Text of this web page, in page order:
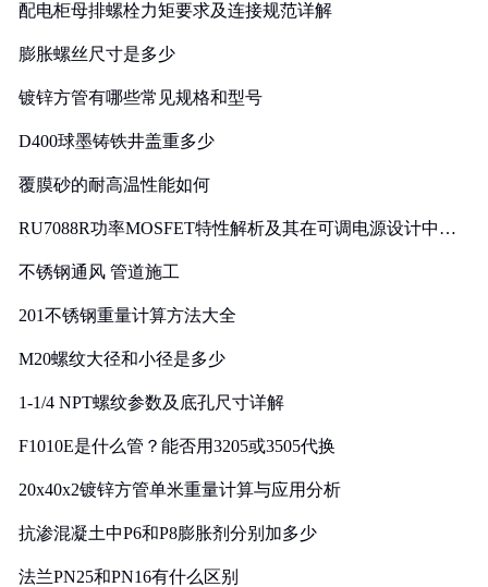
配电柜母排螺栓力矩要求及连接规范详解
膨胀螺丝尺寸是多少
镀锌方管有哪些常见规格和型号
D400球墨铸铁井盖重多少
覆膜砂的耐高温性能如何
RU7088R功率MOSFET特性解析及其在可调电源设计中的
不锈钢通风 管道施工
201不锈钢重量计算方法大全
M20螺纹大径和小径是多少
1-1/4 NPT螺纹参数及底孔尺寸详解
F1010E是什么管？能否用3205或3505代换
20x40x2镀锌方管单米重量计算与应用分析
抗渗混凝土中P6和P8膨胀剂分别加多少
法兰PN25和PN16有什么区别